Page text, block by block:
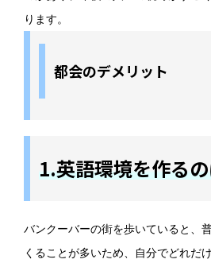
ります。
都会のデメリット
1.英語環境を作る
バンクーバーの街を歩いていると、
くることが多いため、自分でどれだ